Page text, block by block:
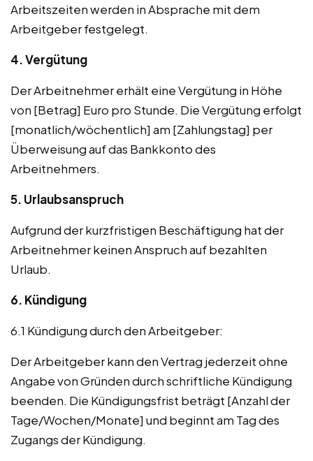
Arbeitszeiten werden in Absprache mit dem
Arbeitgeber festgelegt.
4. Vergütung
Der Arbeitnehmer erhält eine Vergütung in Höhe
von [Betrag] Euro pro Stunde. Die Vergütung erfolgt
[monatlich/wöchentlich] am [Zahlungstag] per
Überweisung auf das Bankkonto des
Arbeitnehmers.
5. Urlaubsanspruch
Aufgrund der kurzfristigen Beschäftigung hat der
Arbeitnehmer keinen Anspruch auf bezahlten
Urlaub.
6. Kündigung
6.1 Kündigung durch den Arbeitgeber:
Der Arbeitgeber kann den Vertrag jederzeit ohne
Angabe von Gründen durch schriftliche Kündigung
beenden. Die Kündigungsfrist beträgt [Anzahl der
Tage/Wochen/Monate] und beginnt am Tag des
Zugangs der Kündigung.